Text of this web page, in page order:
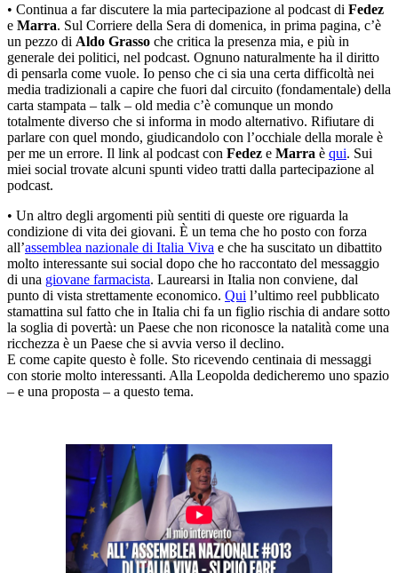
• Continua a far discutere la mia partecipazione al podcast di Fedez
e Marra. Sul Corriere della Sera di domenica, in prima pagina, c’è
un pezzo di Aldo Grasso che critica la presenza mia, e più in
generale dei politici, nel podcast. Ognuno naturalmente ha il diritto
di pensarla come vuole. Io penso che ci sia una certa difficoltà nei
media tradizionali a capire che fuori dal circuito (fondamentale) della
carta stampata – talk – old media c’è comunque un mondo
totalmente diverso che si informa in modo alternativo. Rifiutare di
parlare con quel mondo, giudicandolo con l’occhiale della morale è
per me un errore. Il link al podcast con Fedez e Marra è qui. Sui
miei social trovate alcuni spunti video tratti dalla partecipazione al
podcast.
• Un altro degli argomenti più sentiti di queste ore riguarda la
condizione di vita dei giovani. È un tema che ho posto con forza
all’assemblea nazionale di Italia Viva e che ha suscitato un dibattito
molto interessante sui social dopo che ho raccontato del messaggio
di una giovane farmacista. Laurearsi in Italia non conviene, dal
punto di vista strettamente economico. Qui l’ultimo reel pubblicato
stamattina sul fatto che in Italia chi fa un figlio rischia di andare sotto
la soglia di povertà: un Paese che non riconosce la natalità come una
ricchezza è un Paese che si avvia verso il declino.
E come capite questo è folle. Sto ricevendo centinaia di messaggi
con storie molto interessanti. Alla Leopolda dedicheremo uno spazio
– e una proposta – a questo tema.